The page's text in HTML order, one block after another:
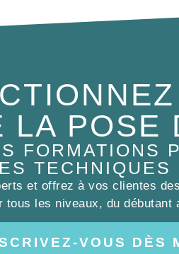
LA POSE
FORMATIONS
TECHNIQUES
et offrez à vos clientes
les niveaux, du
VOUS DÈS